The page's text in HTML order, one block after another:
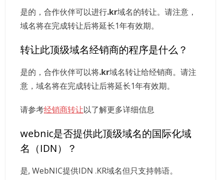
是的，合作伙伴可以进行.kr域名的转让。请注意，
域名将在完成转让后将延长1年有效期。
转让此顶级域名经销商的程序是什么？
是的，合作伙伴可以将.kr域名转让给经销商。请注
意，域名将在完成转让后将延长1年有效期。
请参考经销商转让以了解更多详细信息
webnic是否提供此顶级域名的国际化域
名（IDN）？
是, WebNIC提供IDN .KR域名但只支持韩语。